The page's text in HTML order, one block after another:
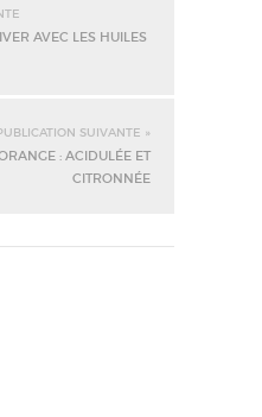
AVEC LES HUILES
SUIVANTE »
: ACIDULÉE ET
CITRONNÉE